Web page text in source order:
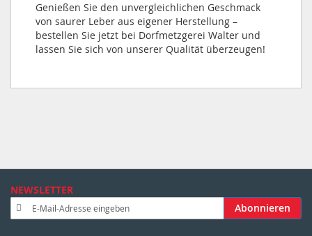
Genießen Sie den unvergleichlichen Geschmack
von saurer Leber aus eigener Herstellung –
bestellen Sie jetzt bei Dorfmetzgerei Walter und
lassen Sie sich von unserer Qualität überzeugen!
NEWSLETTER
n
Abonnieren